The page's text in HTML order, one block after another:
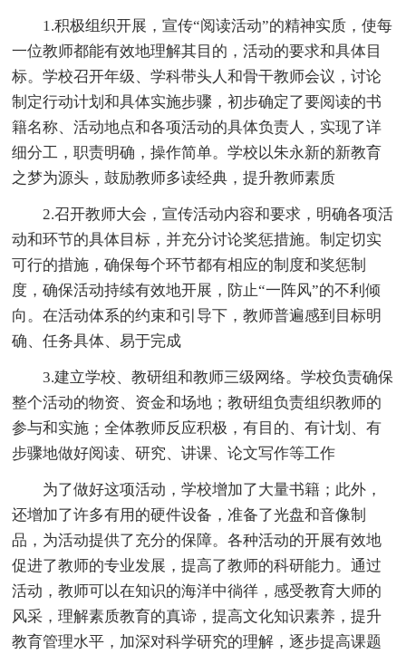
1.积极组织开展，宣传“阅读活动”的精神实质，使每
一位教师都能有效地理解其目的，活动的要求和具体目
标。学校召开年级、学科带头人和骨干教师会议，讨论
制定行动计划和具体实施步骤，初步确定了要阅读的书
籍名称、活动地点和各项活动的具体负责人，实现了详
细分工，职责明确，操作简单。学校以朱永新的新教育
之梦为源头，鼓励教师多读经典，提升教师素质
2.召开教师大会，宣传活动内容和要求，明确各项活
动和环节的具体目标，并充分讨论奖惩措施。制定切实
可行的措施，确保每个环节都有相应的制度和奖惩制
度，确保活动持续有效地开展，防止“一阵风”的不利倾
向。在活动体系的约束和引导下，教师普遍感到目标明
确、任务具体、易于完成
3.建立学校、教研组和教师三级网络。学校负责确保
整个活动的物资、资金和场地；教研组负责组织教师的
参与和实施；全体教师反应积极，有目的、有计划、有
步骤地做好阅读、研究、讲课、论文写作等工作
为了做好这项活动，学校增加了大量书籍；此外，
还增加了许多有用的硬件设备，准备了光盘和音像制
品，为活动提供了充分的保障。各种活动的开展有效地
促进了教师的专业发展，提高了教师的科研能力。通过
活动，教师可以在知识的海洋中徜徉，感受教育大师的
风采，理解素质教育的真谛，提高文化知识素养，提升
教育管理水平，加深对科学研究的理解，逐步提高课题